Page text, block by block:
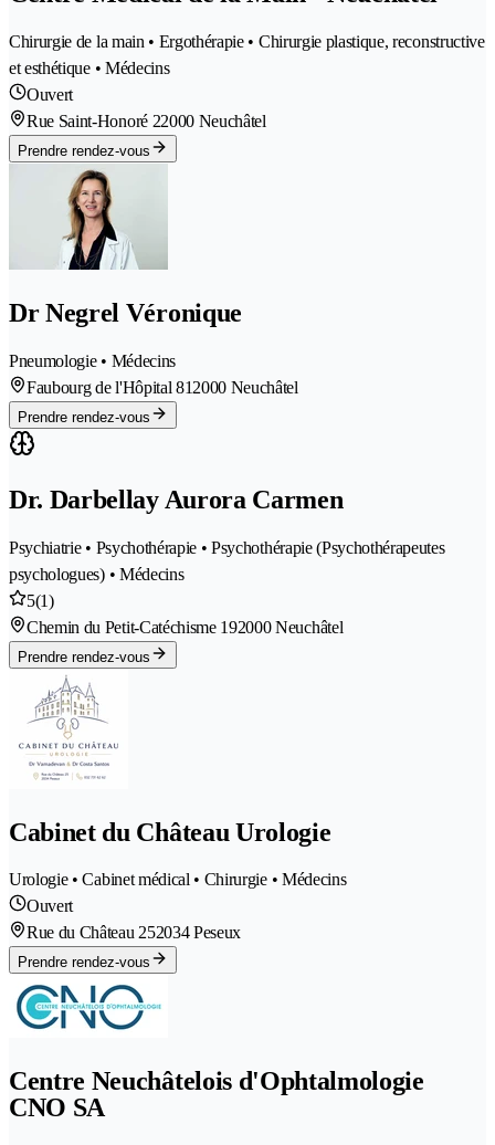
Chirurgie de la main • Ergothérapie • Chirurgie plastique, reconstructive
et esthétique • Médecins
Ouvert
Rue Saint-Honoré 22000 Neuchâtel
Prendre rendez-vous
Dr Negrel Véronique
Pneumologie • Médecins
Faubourg de l'Hôpital 812000 Neuchâtel
Prendre rendez-vous
Dr. Darbellay Aurora Carmen
Psychiatrie • Psychothérapie • Psychothérapie (Psychothérapeutes
psychologues) • Médecins
5(1)
Chemin du Petit-Catéchisme 192000 Neuchâtel
Prendre rendez-vous
Cabinet du Château Urologie
Urologie • Cabinet médical • Chirurgie • Médecins
Ouvert
Rue du Château 252034 Peseux
Prendre rendez-vous
Centre Neuchâtelois d'Ophtalmologie
CNO SA